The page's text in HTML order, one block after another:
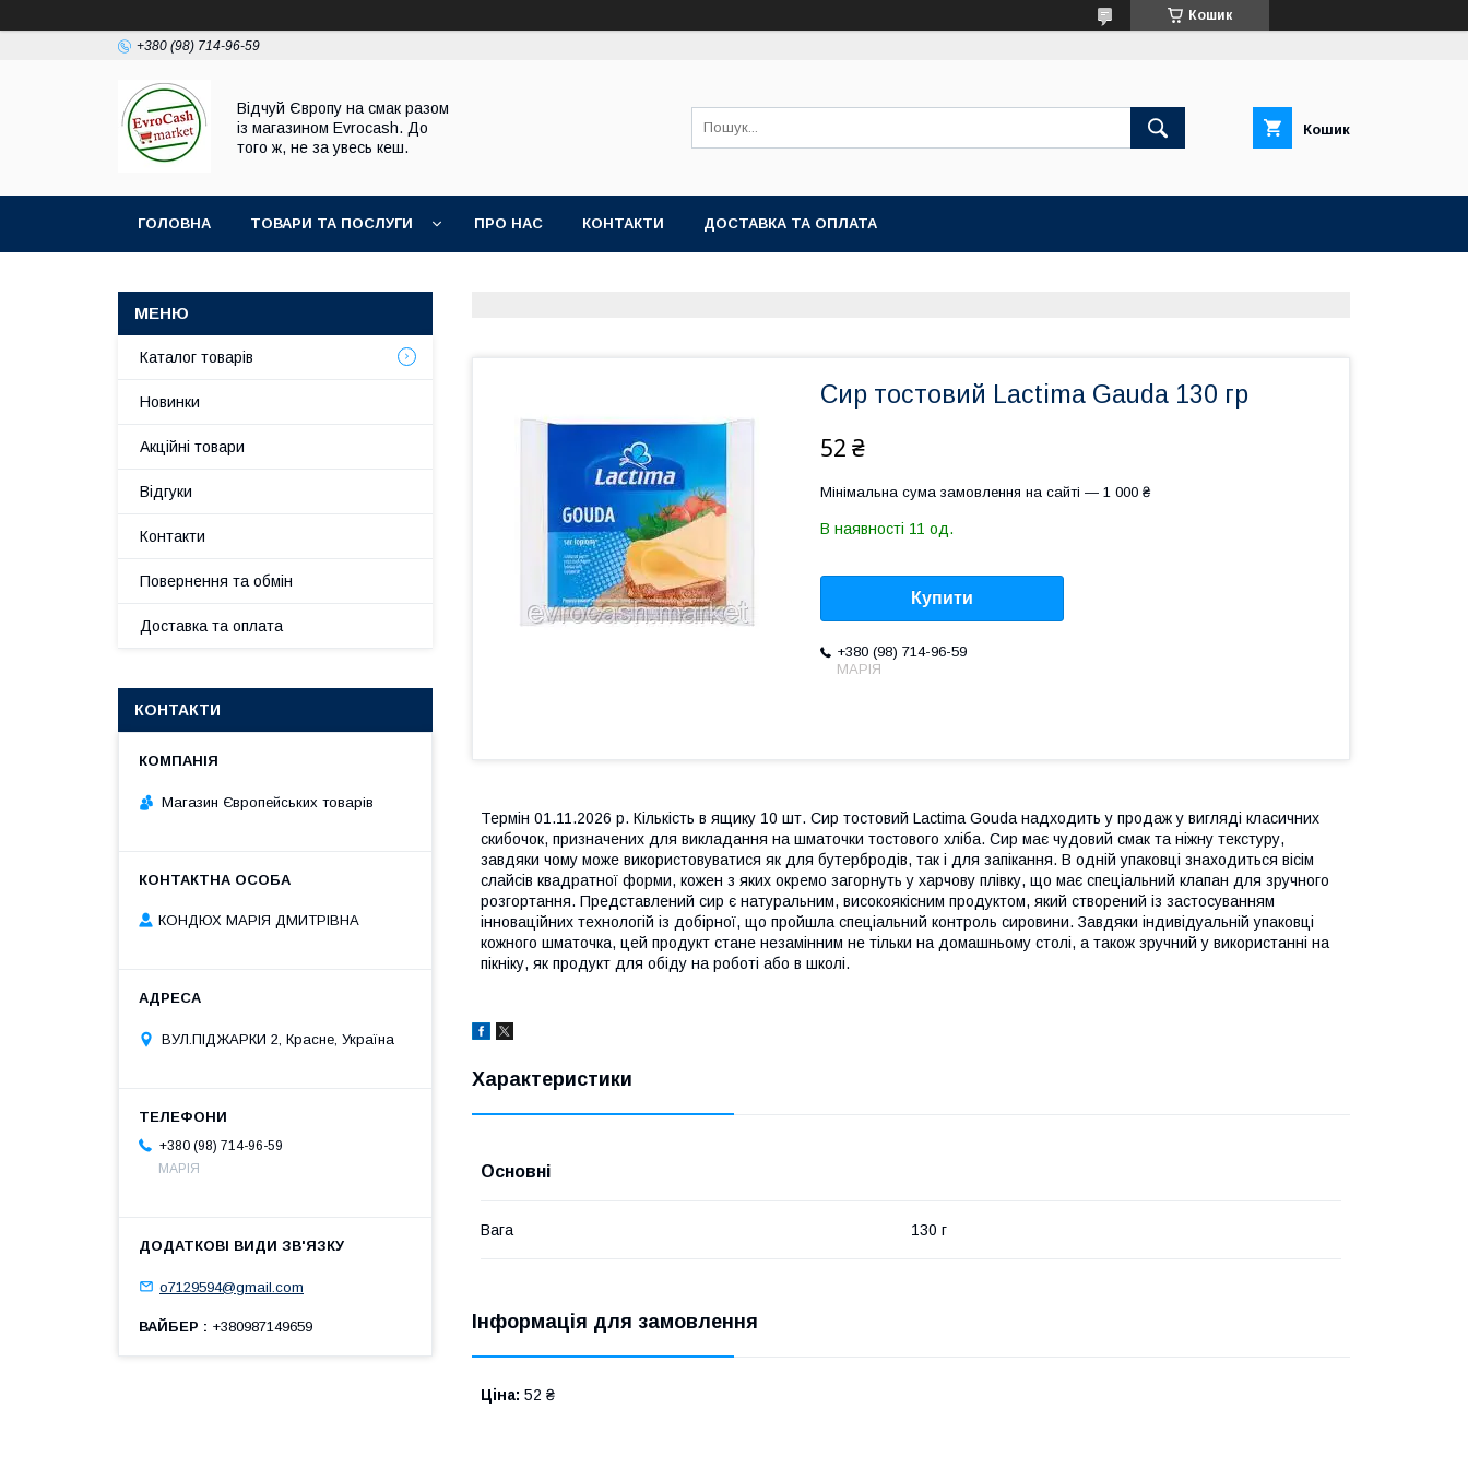
Кошик
+380 (98) 714-96-59
Відчуй Європу на смак разом
із магазином Evrocash. До
того ж, не за увесь кеш.
Кошик
ГОЛОВНА ТОВАРИ ТА ПОСЛУГИ ПРО НАС КОНТАКТИ ДОСТАВКА ТА ОПЛАТА
Сир тостовий Lactima Gauda 130 гр
52 ₴
Мінімальна сума замовлення на сайті — 1 000 ₴
В наявності 11 од.
Купити
+380 (98) 714-96-59
МАРІЯ
Термін 01.11.2026 р. Кількість в ящику 10 шт. Сир тостовий Lactima Gouda надходить у продаж у вигляді класичних
скибочок, призначених для викладання на шматочки тостового хліба. Сир має чудовий смак та ніжну текстуру,
завдяки чому може використовуватися як для бутербродів, так і для запікання. В одній упаковці знаходиться вісім
слайсів квадратної форми, кожен з яких окремо загорнуть у харчову плівку, що має спеціальний клапан для зручного
розгортання. Представлений сир є натуральним, високоякісним продуктом, який створений із застосуванням
інноваційних технологій із добірної, що пройшла спеціальний контроль сировини. Завдяки індивідуальній упаковці
кожного шматочка, цей продукт стане незамінним не тільки на домашньому столі, а також зручний у використанні на
пікніку, як продукт для обіду на роботі або в школі.
Характеристики
Основні
Вага 130 г
Інформація для замовлення
Ціна: 52 ₴
Каталог товарів
Новинки
Акційні товари
Відгуки
Контакти
Повернення та обмін
Доставка та оплата
КОНТАКТИ
Магазин Європейських товарів
КОНДЮХ МАРІЯ ДМИТРІВНА
ВУЛ.ПІДЖАРКИ 2, Красне, Україна
+380 (98) 714-96-59
МАРІЯ
o7129594@gmail.com
ВАЙБЕР +380987149659